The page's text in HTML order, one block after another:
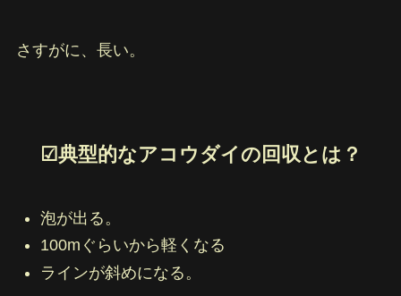
さすがに、長い。
☑︎典型的なアコウダイの回収とは？
泡が出る。
100mぐらいから軽くなる
ラインが斜めになる。